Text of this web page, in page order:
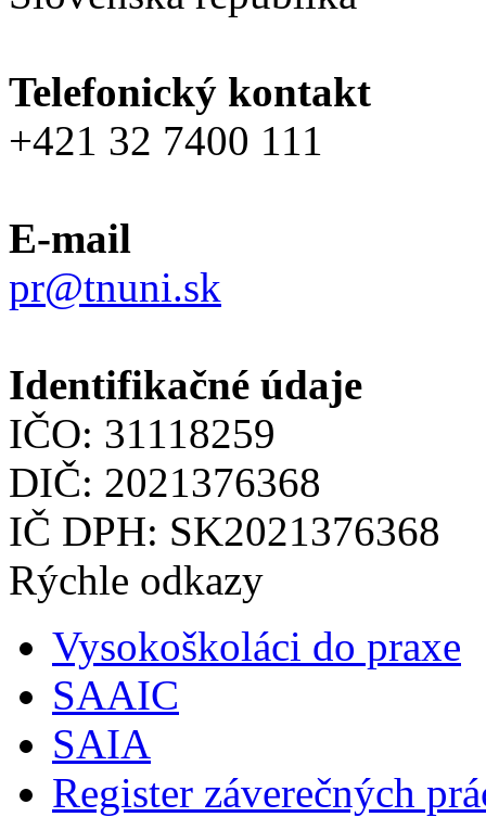
Telefonický kontakt
+421 32 7400 111
E-mail
pr@tnuni.sk
Identifikačné údaje
IČO: 31118259
DIČ: 2021376368
IČ DPH: SK2021376368
Rýchle odkazy
Vysokoškoláci do praxe
SAAIC
SAIA
Register záverečných